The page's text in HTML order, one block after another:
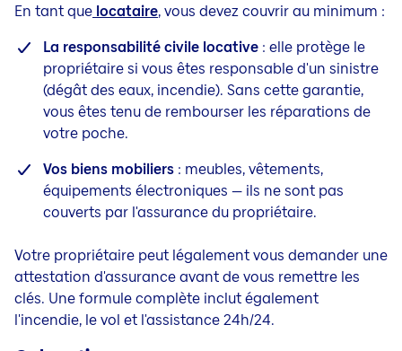
En tant que locataire, vous devez couvrir au minimum :
La responsabilité civile locative : elle protège le
propriétaire si vous êtes responsable d'un sinistre
(dégât des eaux, incendie). Sans cette garantie,
vous êtes tenu de rembourser les réparations de
votre poche.
Vos biens mobiliers : meubles, vêtements,
équipements électroniques — ils ne sont pas
couverts par l'assurance du propriétaire.
Votre propriétaire peut légalement vous demander une
attestation d'assurance avant de vous remettre les
clés. Une formule complète inclut également
l'incendie, le vol et l'assistance 24h/24.